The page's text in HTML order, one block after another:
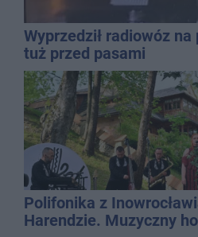
Wyprzedził radiowóz na
tuż przed pasami
Polifonika z
Harendzie. Muzyczny